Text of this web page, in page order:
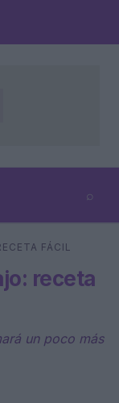
⌕
⌕
FÁCIL
receta
un poco más